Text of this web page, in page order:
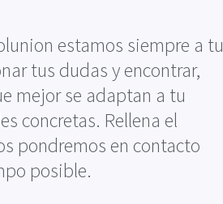
estamos siempre a tu
tus dudas y encontrar,
mejor se adaptan a tu
concretas. Rellena el
pondremos en contacto
posible.